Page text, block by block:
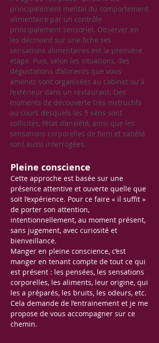
principalement mental du comportement
alimentaire par un contrôle
principalement sensoriel. Observer en
les décrivant sur une fiche ses
sensations alimentaires est la première
étape. Puis, selon les situations, des
dégustations d’aliments que vous
amenez sont organisées au cabinet ou à
l’extérieur dans un restaurant. Des
moments de découverte très instructifs
au cours desquels les 5 sens sont
sollicités, l’état d’anxiété, ainsi que les
sensations corporelles de faim et satiété
sont aussi interrogées.
Pleine conscience
Cette approche est basée sur une
présence attentive et ouverte quelle que
soit l’expérience. Pour ce faire « il suffit »
de porter son attention,
intentionnellement, au moment présent,
sans jugement, avec curiosité et
bienveillance.
Manger en pleine conscience, c’est
manger en tenant compte de tout ce qui
est présent : les pensées, les sensations
corporelles, les aliments, leur origine, qui
les a préparés, les bruits, les odeurs, etc.
Cela demande de l’entrainement et je me
propose de vous accompagner sur ce
chemin.